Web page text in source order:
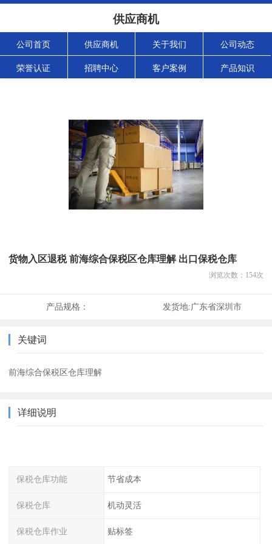
供应商机
公司首页 供应商机 关于我们 公司动态
荣誉认证 招聘中心 客户案例 产品知识
货物入区退税 前海综合保税区仓库理解 出口保税仓库
浏览次数： 154次
产品规格： 发货地:广东省深圳市
关键词
前海综合保税区仓库理解
详细说明
保税仓库功能 节省成本
保税仓库 机动灵活
保税仓库作业 贴标签